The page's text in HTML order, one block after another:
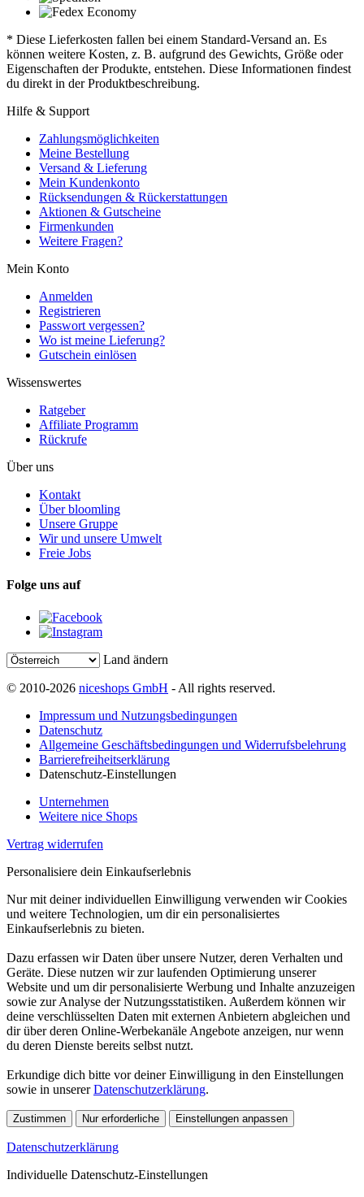
* Diese Lieferkosten fallen bei einem Standard-Versand an. Es
können weitere Kosten, z. B. aufgrund des Gewichts, Größe oder
Eigenschaften der Produkte, entstehen. Diese Informationen findest
du direkt in der Produktbeschreibung.
Hilfe & Support
Zahlungsmöglichkeiten
Meine Bestellung
Versand & Lieferung
Mein Kundenkonto
Rücksendungen & Rückerstattungen
Aktionen & Gutscheine
Firmenkunden
Weitere Fragen?
Mein Konto
Anmelden
Registrieren
Passwort vergessen?
Wo ist meine Lieferung?
Gutschein einlösen
Wissenswertes
Ratgeber
Affiliate Programm
Rückrufe
Über uns
Kontakt
Über bloomling
Unsere Gruppe
Wir und unsere Umwelt
Freie Jobs
Folge uns auf
Land ändern
© 2010-2026 niceshops GmbH - All rights reserved.
Impressum und Nutzungsbedingungen
Datenschutz
Allgemeine Geschäftsbedingungen und Widerrufsbelehrung
Barrierefreiheitserklärung
Datenschutz-Einstellungen
Unternehmen
Weitere nice Shops
Vertrag widerrufen
Personalisiere dein Einkaufserlebnis
Nur mit deiner individuellen Einwilligung verwenden wir Cookies
und weitere Technologien, um dir ein personalisiertes
Einkaufserlebnis zu bieten.
Dazu erfassen wir Daten über unsere Nutzer, deren Verhalten und
Geräte. Diese nutzen wir zur laufenden Optimierung unserer
Website und um dir personalisierte Werbung und Inhalte anzuzeigen
sowie zur Analyse der Nutzungsstatistiken. Außerdem können wir
deine verschlüsselten Daten mit externen Anbietern abgleichen und
dir über deren Online-Werbekanäle Angebote anzeigen, nur wenn
du deren Dienste bereits selbst nutzt.
Erkundige dich bitte vor deiner Einwilligung in den Einstellungen
sowie in unsererDatenschutzerklärung.
Zustimmen Nur erforderliche Einstellungen anpassen
Datenschutzerklärung
Individuelle Datenschutz-Einstellungen